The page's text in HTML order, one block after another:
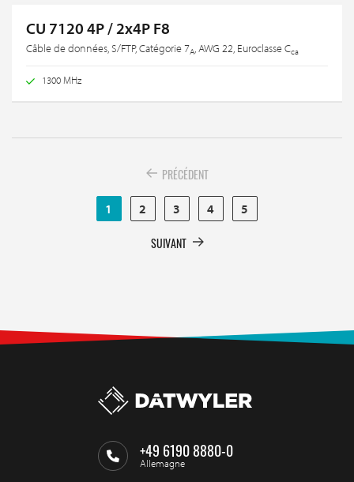
CU 7120 4P / 2x4P F8
Câble de données, S/FTP, Catégorie 7A, AWG 22, Euroclasse Cca
1300 MHz
PRÉCÉDENT
1 2 3 4 5
SUIVANT
+49 6190 8880-0
Allemagne